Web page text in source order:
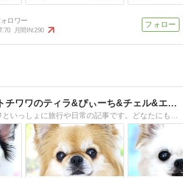
70 月間IN:290
ロングコートチワワのティラ&ぴぃーち&チェル&エピ&シュシュ
わが家のチワワといっしょに旅行や日常の記事です。どなたにも楽しく笑って見ていただけたら、と思いながら記事を作っています。